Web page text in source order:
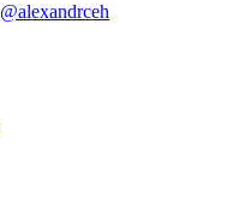
@alexandrceh